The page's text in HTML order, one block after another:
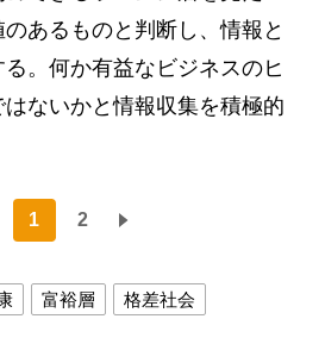
あるものと判断し、情報と
。何か有益なビジネスのヒ
ないかと情報収集を積極的
1 2
富裕層 格差社会